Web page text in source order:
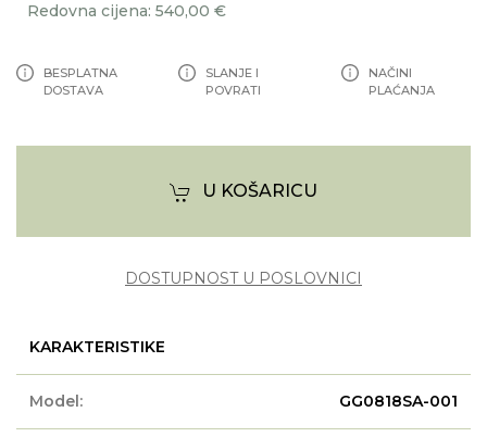
Redovna cijena: 540,00 €
BESPLATNA
DOSTAVA
SLANJE I
POVRATI
NAČINI
PLAĆANJA
U KOŠARICU
DOSTUPNOST U POSLOVNICI
KARAKTERISTIKE
Model: GG0818SA-001